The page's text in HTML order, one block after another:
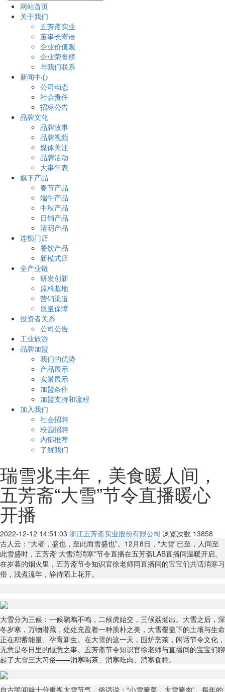
网站首页
关于我们
五芳斋实业
董事长寄语
企业价值观
企业荣誉榜
与我们联系
新闻中心
公司动态
社会责任
招标公告
品牌文化
品牌故事
品牌视频
媒体关注
品牌活动
大事年表
旗下产品
春节产品
端午产品
中秋产品
日销产品
清明产品
连锁门店
餐饮产品
新模式店
全产业链
研发创新
原料基地
营销渠道
质量保障
投资者关系
公司公告
工业旅游
品牌加盟
我们的优势
产品展示
实景展示
加盟条件
加盟支持和流程
加入我们
社会招聘
校园招聘
内部推荐
了解我们
瑞雪兆丰年，美食暖人间，
五芳斋“大雪”节令直播暖心
开播
2022-12-12 14:51:03 浙江五芳斋实业股份有限公司 浏览次数 13858
古人云：“大者，盛也，至此而雪盛也”。12月8日，“大雪”已至，人间至
此雪盛时，五芳斋“大雪消消寒”节令直播在五芳斋LAB直播间温暖开启。
在岁暮的烟火里，五芳斋节令知识官徐老师同直播间的宝宝们共话消寒习
俗，浅煮流年，静待陌上花开。
大雪分为三候：一候鹖鴠不鸣，二候虎始交，三候荔挺出。大雪之后，深
冬岁寒，万物潜藏，处处充盈着一种质朴之美，大雪覆盖下的土壤与生命
正在积蓄能量、孕育新生。在大雪的这一天，围炉烹茶，闲话节令文化，
无意是冬日里的惬意之事。五芳斋节令知识官徐老师与直播间的宝宝们聊
起了大雪三大习俗——消寒喝茶、消寒吃肉、消寒食糯。
自古民间就十分重视大雪节气，俗话说：“小雪腌菜，大雪腌肉”。每年的